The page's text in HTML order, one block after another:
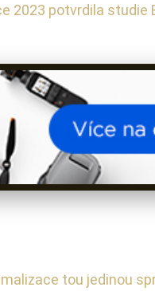
2023 potvrdila studie
tou jedinou